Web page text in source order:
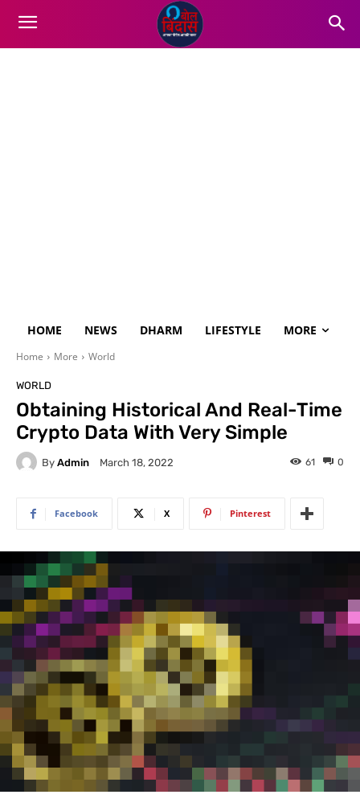
HOME NEWS DHARM LIFESTYLE MORE
Home More World
WORLD
Obtaining Historical And Real-Time
Crypto Data With Very Simple
By Admin March 18, 2022 0
61
Facebook X Pinterest